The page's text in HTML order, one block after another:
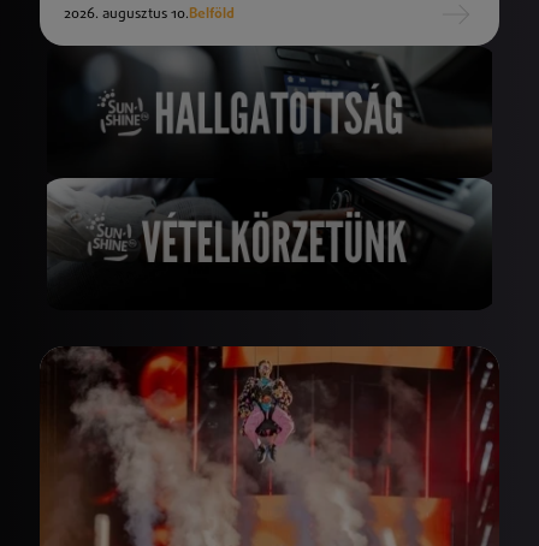
2026. augusztus 10.Belföld